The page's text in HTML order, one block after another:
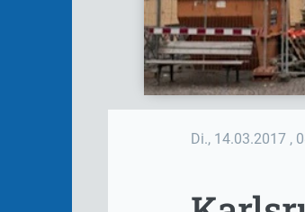
Di., 14.03.2017 ,